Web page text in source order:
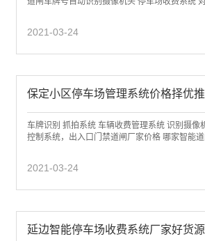
2021-03-24
保定小区停车场管理系统价格择优推
车牌识别 抓拍系统 车辆收费管理系统 识别摄像
控制系统，出入口门禁道闸厂家价格 哪家智能
2021-03-24